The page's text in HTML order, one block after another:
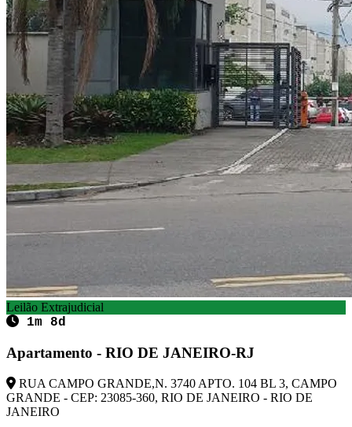
Leilão Extrajudicial
1m 8d
Apartamento - RIO DE JANEIRO-RJ
RUA CAMPO GRANDE,N. 3740 APTO. 104 BL 3, CAMPO
GRANDE - CEP: 23085-360, RIO DE JANEIRO - RIO DE
JANEIRO